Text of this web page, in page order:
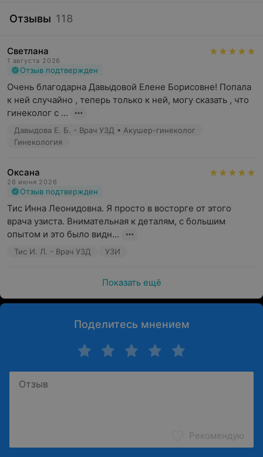
Отзывы 118
Светлана
1 августа 2026
Отзыв подтвержден
Очень благодарна Давыдовой Елене Борисовне! Попала
к ней случайно , теперь только к ней, могу сказать , что
гинеколог с ...
Давыдова Е. Б. - Врач УЗД • Акушер-гинеколог
Гинекология
Оксана
26 июня 2026
Отзыв подтвержден
Тис Инна Леонидовна. Я просто в восторге от этого
врача узиста. Внимательная к деталям, с большим
опытом и это было видн...
Тис И. Л. - Врач УЗД УЗИ
Показать ещё
Поделитесь мнением
Рекомендую